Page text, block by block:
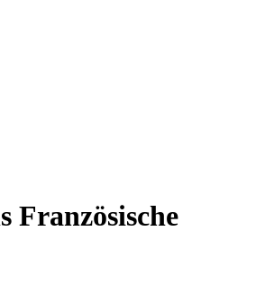
Französische